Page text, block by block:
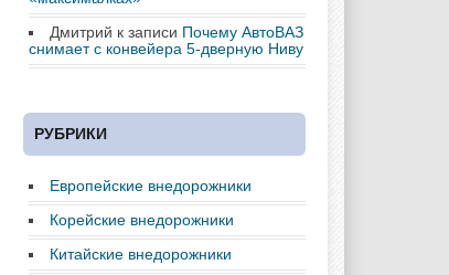
Дмитрий к записи Почему АвтоВАЗ
снимает с конвейера 5-дверную Ниву
РУБРИКИ
Европейские внедорожники
Корейские внедорожники
Китайские внедорожники